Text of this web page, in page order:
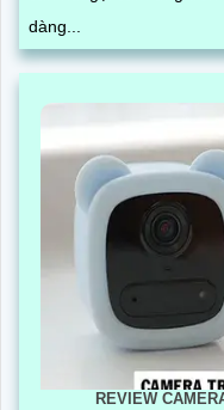
dàng...
REVIEW